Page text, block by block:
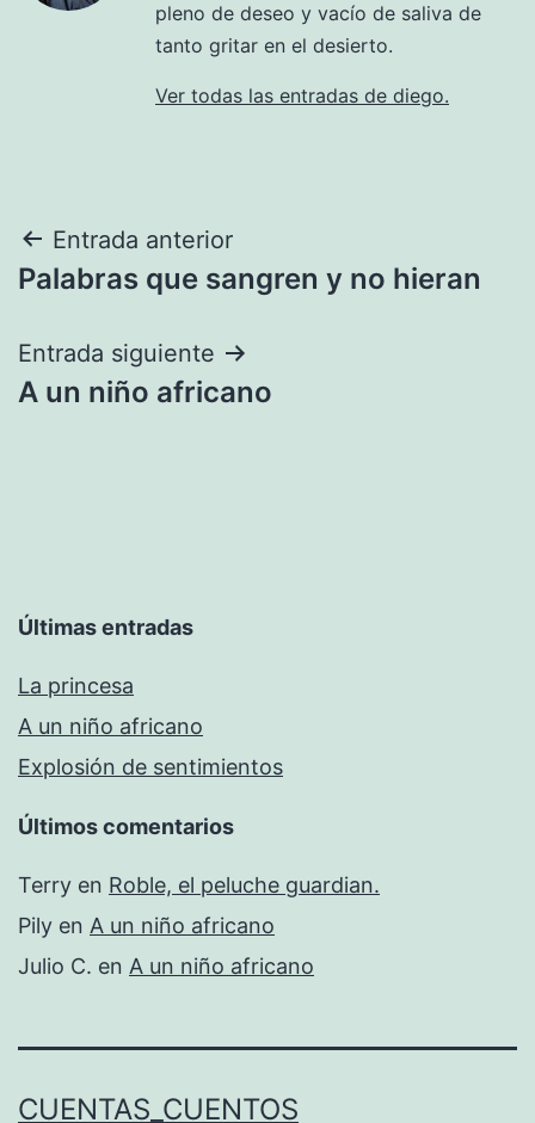
pleno de deseo y vacío de saliva de
tanto gritar en el desierto.
Ver todas las entradas de diego.
Navegación
de
entradas
Entrada anterior
Palabras que sangren y no hieran
Entrada siguiente
A un niño africano
Últimas entradas
La princesa
A un niño africano
Explosión de sentimientos
Últimos comentarios
Terry en Roble, el peluche guardian.
Pily en A un niño africano
Julio C. en A un niño africano
CUENTAS_CUENTOS